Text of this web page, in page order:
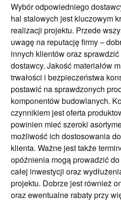
Wybór odpowiedniego
hal stalowych jest kluczowym
realizacji projektu. Przede
uwagę na reputację firmy –
innych klientów oraz
dostawcy. Jakość materiałów
trwałości i bezpieczeństwa
postawić na sprawdzonych
komponentów budowlanych.
czynnikiem jest oferta
powinien mieć szeroki
możliwość ich dostosowania
klienta. Ważne jest także
opóźnienia mogą prowadzić
całej inwestycji oraz
projektu. Dobrze jest również
oraz ewentualne rabaty przy